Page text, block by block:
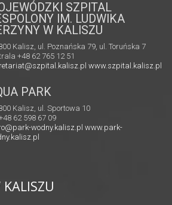
SZPITAL
IM. LUDWIKA
W KALISZU
Kalisz, ul. Poznańska 79, ul. Toruńska 7
+48 62 765 12 51
www.szpital.kalisz.pl
PARK
Kalisz, ul. Sportowa 10
62 598 67 09
wodny.kalisz.pl www.park-